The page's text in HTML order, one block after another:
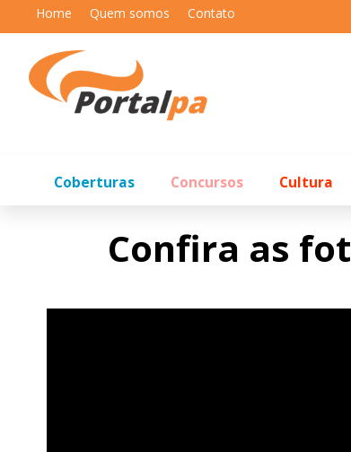
Home Quem somos Contato
Coberturas Concursos Cultura
Confira as